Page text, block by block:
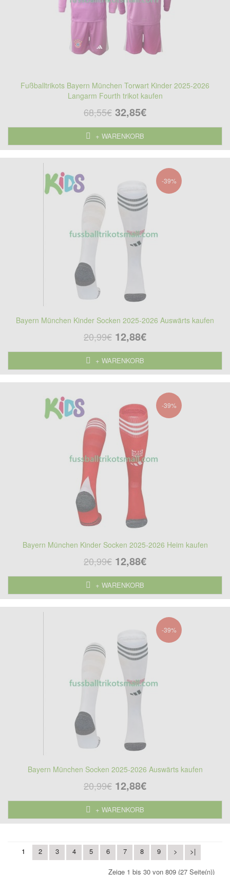
Fußballtrikots Bayern München Torwart Kinder 2025-2026
Langarm Fourth trikot kaufen
68,55€ 32,85€
+ WARENKORB
-39%
Bayern München Kinder Socken 2025-2026 Auswärts kaufen
20,99€ 12,88€
+ WARENKORB
-39%
Bayern München Kinder Socken 2025-2026 Heim kaufen
20,99€ 12,88€
+ WARENKORB
-39%
Bayern München Socken 2025-2026 Auswärts kaufen
20,99€ 12,88€
+ WARENKORB
1 2 3 4 5 6 7 8 9 > >|
Zeige 1 bis 30 von 809 (27 Seite(n))